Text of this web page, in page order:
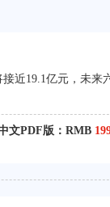
近19.1亿元，未来
文PDF版：RMB